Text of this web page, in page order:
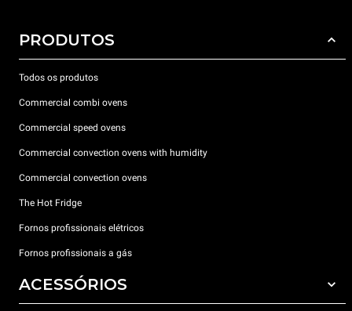
PRODUTOS
Todos os produtos
Commercial combi ovens
Commercial speed ovens
Commercial convection ovens with humidity
Commercial convection ovens
The Hot Fridge
Fornos profissionais elétricos
Fornos profissionais a gás
ACESSÓRIOS